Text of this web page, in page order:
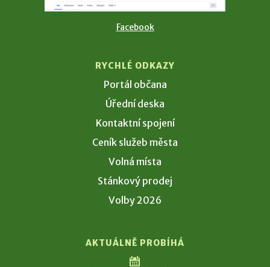
Facebook
RYCHLÉ ODKAZY
Portál občana
Úřední deska
Kontaktní spojení
Ceník služeb města
Volná místa
Stánkový prodej
Volby 2026
AKTUÁLNĚ PROBÍHÁ